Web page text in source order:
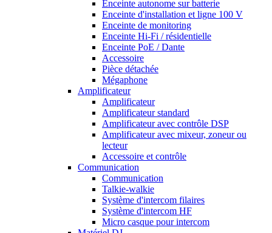
Enceinte autonome sur batterie
Enceinte d'installation et ligne 100 V
Enceinte de monitoring
Enceinte Hi-Fi / résidentielle
Enceinte PoE / Dante
Accessoire
Pièce détachée
Mégaphone
Amplificateur
Amplificateur
Amplificateur standard
Amplificateur avec contrôle DSP
Amplificateur avec mixeur, zoneur ou
lecteur
Accessoire et contrôle
Communication
Communication
Talkie-walkie
Système d'intercom filaires
Système d'intercom HF
Micro casque pour intercom